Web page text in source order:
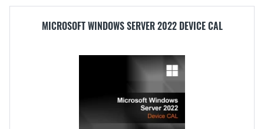
MICROSOFT WINDOWS SERVER 2022 DEVICE CAL